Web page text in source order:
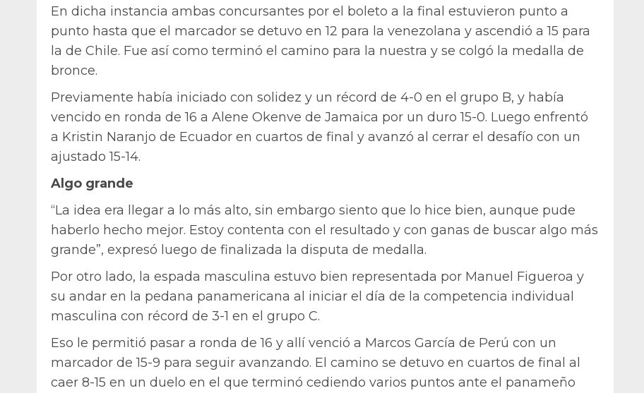
En dicha instancia ambas concursantes por el boleto a la final estuvieron punto a
punto hasta que el marcador se detuvo en 12 para la venezolana y ascendió a 15 para
la de Chile. Fue así como terminó el camino para la nuestra y se colgó la medalla de
bronce.
Previamente había iniciado con solidez y un récord de 4-0 en el grupo B, y había
vencido en ronda de 16 a Alene Okenve de Jamaica por un duro 15-0. Luego enfrentó
a Kristin Naranjo de Ecuador en cuartos de final y avanzó al cerrar el desafío con un
ajustado 15-14.
Algo grande
“La idea era llegar a lo más alto, sin embargo siento que lo hice bien, aunque pude
haberlo hecho mejor. Estoy contenta con el resultado y con ganas de buscar algo más
grande”, expresó luego de finalizada la disputa de medalla.
Por otro lado, la espada masculina estuvo bien representada por Manuel Figueroa y
su andar en la pedana panamericana al iniciar el día de la competencia individual
masculina con récord de 3-1 en el grupo C.
Eso le permitió pasar a ronda de 16 y allí venció a Marcos García de Perú con un
marcador de 15-9 para seguir avanzando. El camino se detuvo en cuartos de final al
caer 8-15 en un duelo en el que terminó cediendo varios puntos ante el panameño